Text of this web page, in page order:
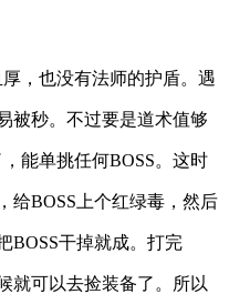
，也没有法师的护盾。遇
被秒。不过要是道术值够
能单挑任何BOSS。这时
给BOSS上个红绿毒，然后
BOSS干掉就成。打完
就可以去捡装备了。所以